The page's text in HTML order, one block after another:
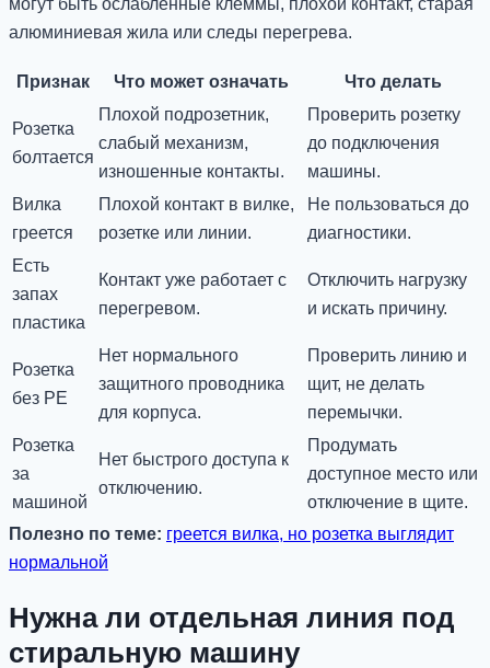
алюминиевая жила или следы перегрева.
Признак Что может означать Что делать
Розетка
болтается
Плохой подрозетник,
слабый механизм,
изношенные контакты.
Проверить розетку
до подключения
машины.
Вилка
греется
Плохой контакт в вилке,
розетке или линии.
Не пользоваться до
диагностики.
Есть
запах
пластика
Контакт уже работает с
перегревом.
Отключить нагрузку
и искать причину.
Розетка
без PE
Нет нормального
защитного проводника
для корпуса.
Проверить линию и
щит, не делать
перемычки.
Розетка
за
машиной
Нет быстрого доступа к
отключению.
Продумать
доступное место или
отключение в щите.
Полезно по теме: греется вилка, но розетка выглядит
нормальной
Нужна ли отдельная линия под
стиральную машину